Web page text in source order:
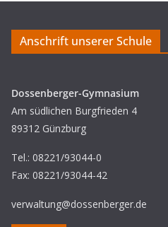
Anschrift unserer Schule
Dossenberger-Gymnasium
Am südlichen Burgfrieden 4
89312 Günzburg
Tel.: 08221/93044-0
Fax: 08221/93044-42
verwaltung@dossenberger.de